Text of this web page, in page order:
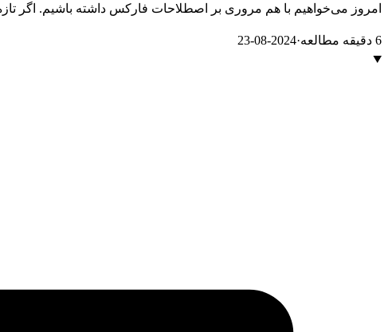
امروز می‌خواهیم با هم مروری بر اصطلاحات فارکس داشته باشیم. اگر
6 دقیقه مطالعه ·
2024-08-23